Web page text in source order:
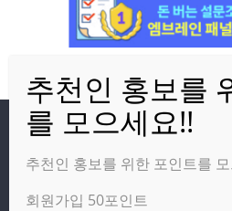
방문자
온라인 방문자:3
추천인 홍보를 위한 포인트를
회원가입 50포인트